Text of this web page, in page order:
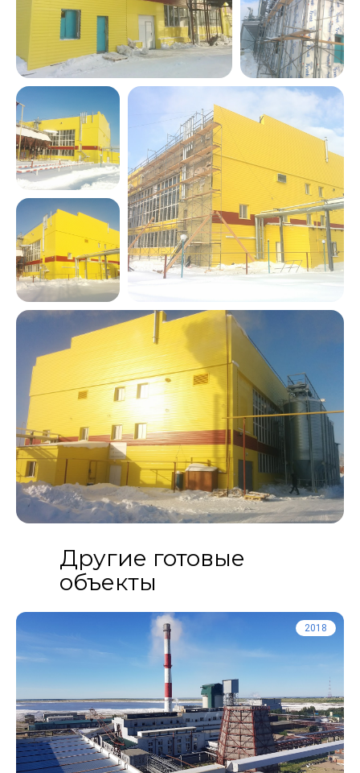
Другие готовые
объекты
2018